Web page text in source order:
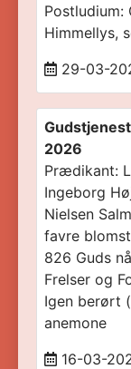
Postludium:
Himmellys,
29-03-
2026
Prædikant:
Ingeborg
Nielsen
favre
826 Guds
Frelser og
Igen berørt
anemone
16-03-